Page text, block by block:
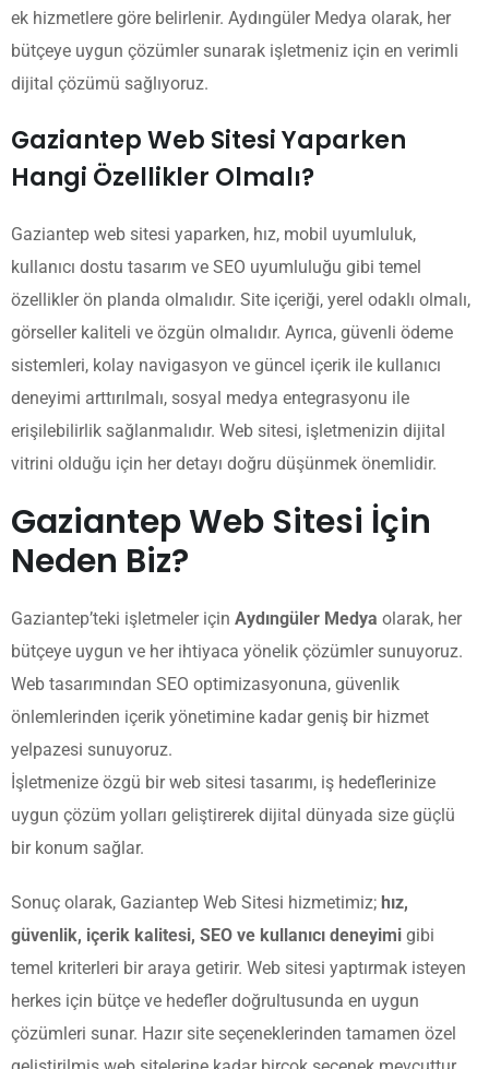
ek hizmetlere göre belirlenir. Aydıngüler Medya olarak, her
bütçeye uygun çözümler sunarak işletmeniz için en verimli
dijital çözümü sağlıyoruz.
Gaziantep Web Sitesi Yaparken
Hangi Özellikler Olmalı?
Gaziantep web sitesi yaparken, hız, mobil uyumluluk,
kullanıcı dostu tasarım ve SEO uyumluluğu gibi temel
özellikler ön planda olmalıdır. Site içeriği, yerel odaklı olmalı,
görseller kaliteli ve özgün olmalıdır. Ayrıca, güvenli ödeme
sistemleri, kolay navigasyon ve güncel içerik ile kullanıcı
deneyimi arttırılmalı, sosyal medya entegrasyonu ile
erişilebilirlik sağlanmalıdır. Web sitesi, işletmenizin dijital
vitrini olduğu için her detayı doğru düşünmek önemlidir.
Gaziantep Web Sitesi İçin
Neden Biz?
Gaziantep’teki işletmeler için Aydıngüler Medya olarak, her
bütçeye uygun ve her ihtiyaca yönelik çözümler sunuyoruz.
Web tasarımından SEO optimizasyonuna, güvenlik
önlemlerinden içerik yönetimine kadar geniş bir hizmet
yelpazesi sunuyoruz.
İşletmenize özgü bir web sitesi tasarımı, iş hedeflerinize
uygun çözüm yolları geliştirerek dijital dünyada size güçlü
bir konum sağlar.
Sonuç olarak, Gaziantep Web Sitesi hizmetimiz; hız,
güvenlik, içerik kalitesi, SEO ve kullanıcı deneyimi gibi
temel kriterleri bir araya getirir. Web sitesi yaptırmak isteyen
herkes için bütçe ve hedefler doğrultusunda en uygun
çözümleri sunar. Hazır site seçeneklerinden tamamen özel